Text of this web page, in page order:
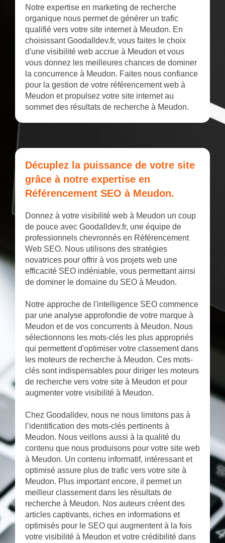
Notre expertise en marketing de recherche
organique nous permet de générer un trafic
qualifié vers votre site internet à Meudon. En
choisissant Goodalldev.fr, vous faites le choix
d'une visibilité web accrue à Meudon et vous
vous donnez les meilleures chances de dominer
la concurrence à Meudon. Faites nous confiance
pour la gestion de votre référencement web à
Meudon et propulsez votre site internet au
sommet des résultats de recherche à Meudon.
Décuplez la puissance de votre site
grâce à notre expertise en
Référencement SEO à Meudon.
Donnez à votre visibilité web à Meudon un coup
de pouce avec Goodalldev.fr, une équipe de
professionnels chevronnés en Référencement
Web SEO. Nous utilisons des stratégies
novatrices pour offrir à vos projets web une
efficacité SEO indéniable, vous permettant ainsi
de dominer le domaine du SEO à Meudon.
Notre approche de l'intelligence SEO commence
par une analyse approfondie de votre marque à
Meudon et de vos concurrents à Meudon. Nous
sélectionnons les mots-clés les plus appropriés
qui permettent d'optimiser votre classement dans
les moteurs de recherche à Meudon. Ces mots-
clés sont indispensables pour diriger les moteurs
de recherche vers votre site à Meudon et pour
augmenter votre visibilité à Meudon.
Chez Goodalldev, nous ne nous limitons pas à
l’identification des mots-clés pertinents à
Meudon. Nous veillons aussi à la qualité du
contenu que nous produisons pour votre site web
à Meudon. Un contenu informatif, intéressant et
optimisé assure plus de trafic vers votre site à
Meudon. Plus important encore, il permet un
meilleur classement dans les résultats de
recherche à Meudon. Nos auteurs créent des
articles captivants, riches en informations et
optimisés pour le SEO qui augmentent à la fois
votre visibilité à Meudon et votre crédibilité dans